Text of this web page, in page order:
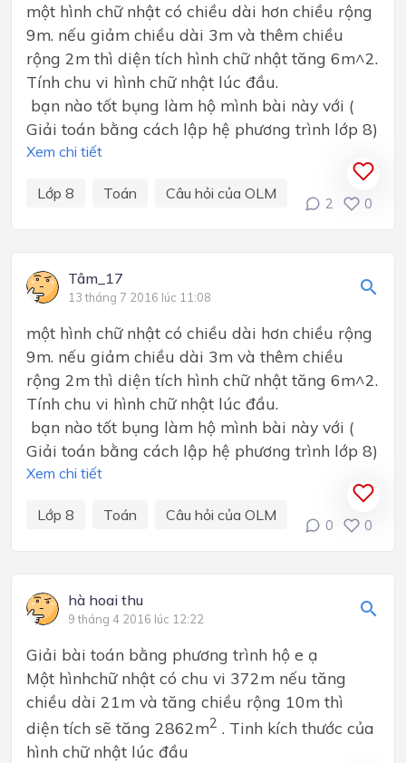
một hình chữ nhật có chiều dài hơn chiều rộng
9m. nếu giảm chiều dài 3m và thêm chiều
rộng 2m thì diện tích hình chữ nhật tăng 6m^2.
Tính chu vi hình chữ nhật lúc đầu.
bạn nào tốt bụng làm hộ mình bài này với (
Giải toán bằng cách lập hệ phương trình lớp 8)
Xem chi tiết
Lớp 8 Toán Câu hỏi của OLM
2 0
Tâm_17
13 tháng 7 2016 lúc 11:08
một hình chữ nhật có chiều dài hơn chiều rộng
9m. nếu giảm chiều dài 3m và thêm chiều
rộng 2m thì diện tích hình chữ nhật tăng 6m^2.
Tính chu vi hình chữ nhật lúc đầu.
bạn nào tốt bụng làm hộ mình bài này với (
Giải toán bằng cách lập hệ phương trình lớp 8)
Xem chi tiết
Lớp 8 Toán Câu hỏi của OLM
0 0
hà hoai thu
9 tháng 4 2016 lúc 12:22
Giải bài toán bằng phương trình hộ e ạ
Một hìnhchữ nhật có chu vi 372m nếu tăng
chiều dài 21m và tăng chiều rộng 10m thì
diện tích sẽ tăng 2862m2 . Tinh kích thước của
hình chữ nhật lúc đầu